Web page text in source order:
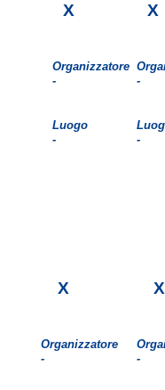
X
Organizzatore
-
Luogo
-
X
-
-
X
Organizzatore
-
X
-